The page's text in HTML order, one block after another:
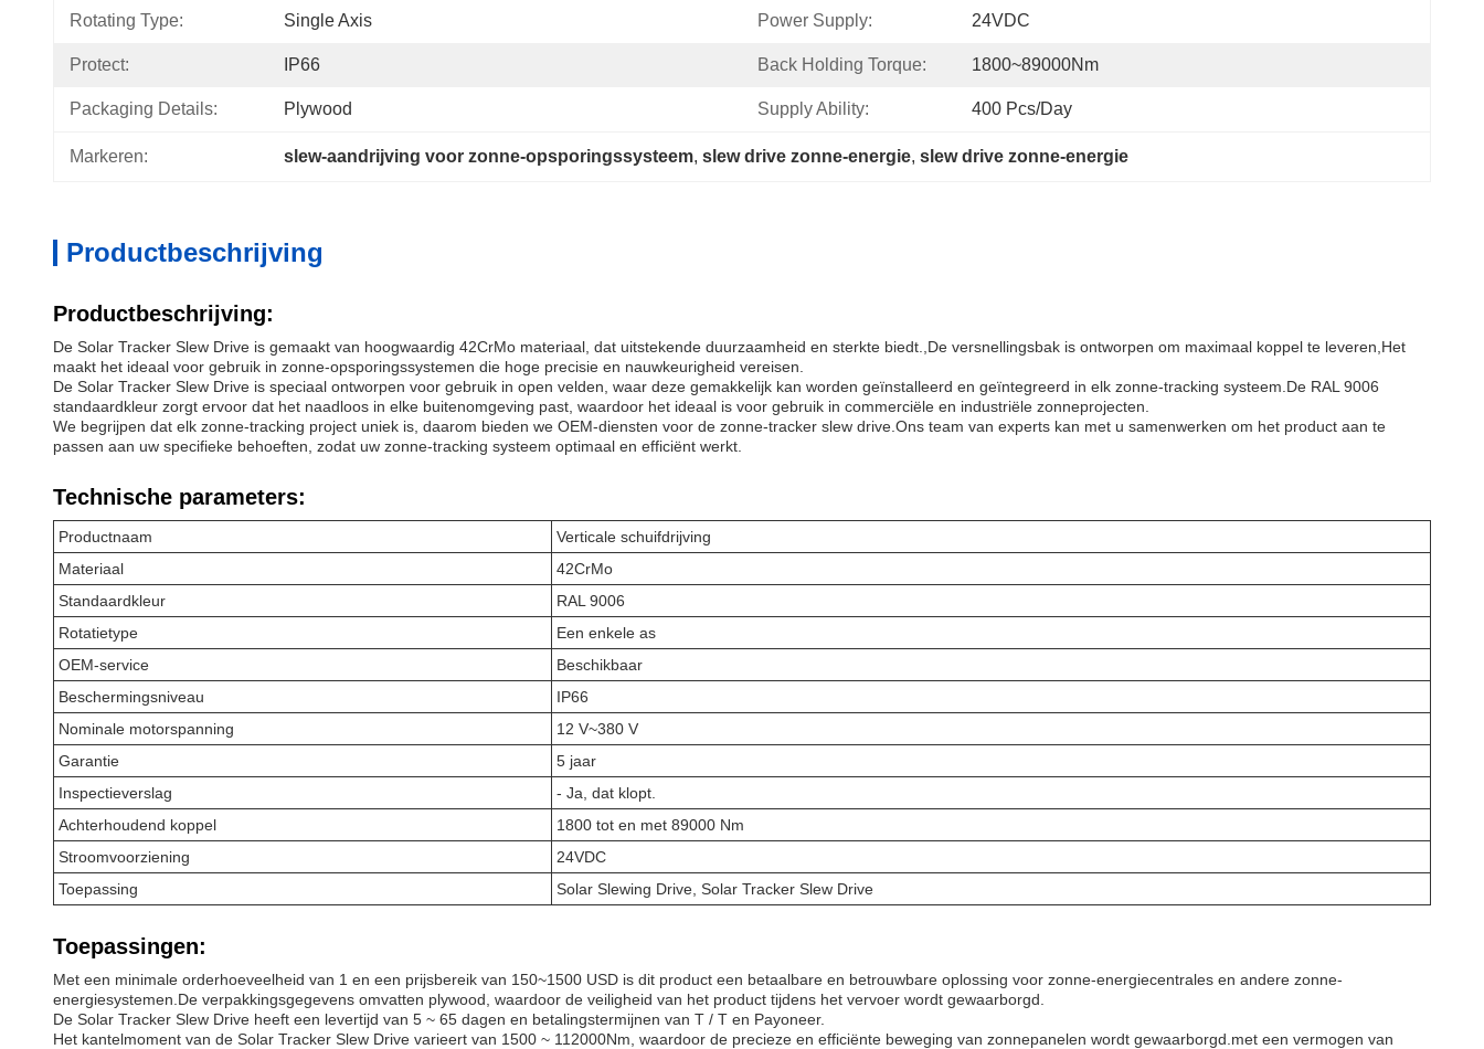
Rotating Type: Single Axis Power Supply: 24VDC
Protect: IP66 Back Holding Torque: 1800~89000Nm
Packaging Details: Plywood Supply Ability: 400 Pcs/day
Markeren: slew-aandrijving voor zonne-opsporingssysteem, slew drive zonne-energie, slew drive zonne-energie
Productbeschrijving
Productbeschrijving:
De Solar Tracker Slew Drive is gemaakt van hoogwaardig 42CrMo materiaal, dat uitstekende duurzaamheid en sterkte biedt.,De versnellingsbak is ontworpen om maximaal koppel te leveren,Het
maakt het ideaal voor gebruik in zonne-opsporingssystemen die hoge precisie en nauwkeurigheid vereisen.
De Solar Tracker Slew Drive is speciaal ontworpen voor gebruik in open velden, waar deze gemakkelijk kan worden geïnstalleerd en geïntegreerd in elk zonne-tracking systeem.De RAL 9006
standaardkleur zorgt ervoor dat het naadloos in elke buitenomgeving past, waardoor het ideaal is voor gebruik in commerciële en industriële zonneprojecten.
We begrijpen dat elk zonne-tracking project uniek is, daarom bieden we OEM-diensten voor de zonne-tracker slew drive.Ons team van experts kan met u samenwerken om het product aan te
passen aan uw specifieke behoeften, zodat uw zonne-tracking systeem optimaal en efficiënt werkt.
Technische parameters:
Productnaam
Verticale schuifdrijving
Materiaal
42CrMo
Standaardkleur
RAL 9006
Rotatietype
Een enkele as
OEM-service
Beschikbaar
Beschermingsniveau
IP66
Nominale motorspanning
12 V~380 V
Garantie
5 jaar
Inspectieverslag
- Ja, dat klopt.
Achterhoudend koppel
1800 tot en met 89000 Nm
Stroomvoorziening
24VDC
Toepassing
Solar Slewing Drive, Solar Tracker Slew Drive
Toepassingen:
Met een minimale orderhoeveelheid van 1 en een prijsbereik van 150~1500 USD is dit product een betaalbare en betrouwbare oplossing voor zonne-energiecentrales en andere zonne-
energiesystemen.De verpakkingsgegevens omvatten plywood, waardoor de veiligheid van het product tijdens het vervoer wordt gewaarborgd.
De Solar Tracker Slew Drive heeft een levertijd van 5 ~ 65 dagen en betalingstermijnen van T / T en Payoneer.
Het kantelmoment van de Solar Tracker Slew Drive varieert van 1500 ~ 112000Nm, waardoor de precieze en efficiënte beweging van zonnepanelen wordt gewaarborgd.met een vermogen van